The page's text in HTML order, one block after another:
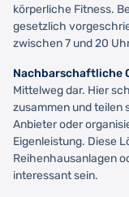
körperliche Fitness.
gesetzlich
zwischen 7 und 20
Nachbarschaftliche
Mittelweg dar. Hier
zusammen und teilen
Anbieter oder
Eigenleistung. Diese
Reihenhausanlagen
interessant sein.